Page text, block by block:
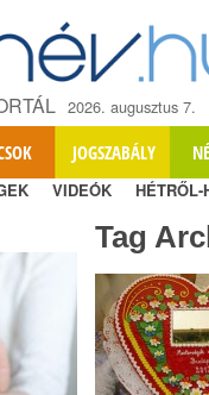
2026. augusztus 7.
JOGSZABÁLY
VIDEÓK HÉTRŐL-
Tag